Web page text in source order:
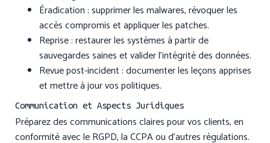
Éradication : supprimer les malwares, révoquer les
accès compromis et appliquer les patches.
Reprise : restaurer les systèmes à partir de
sauvegardes saines et valider l’intégrité des données.
Revue post-incident : documenter les leçons apprises
et mettre à jour vos politiques.
Communication et Aspects Juridiques
Préparez des communications claires pour vos clients, en
conformité avec le RGPD, la CCPA ou d’autres régulations.